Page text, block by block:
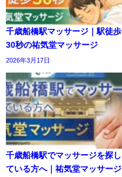
千歳船橋駅マッサージ｜駅徒歩
30秒の祐気堂マッサージ
2026年3月17日
千歳船橋駅でマッサージを探し
ている方へ｜祐気堂マッサージ